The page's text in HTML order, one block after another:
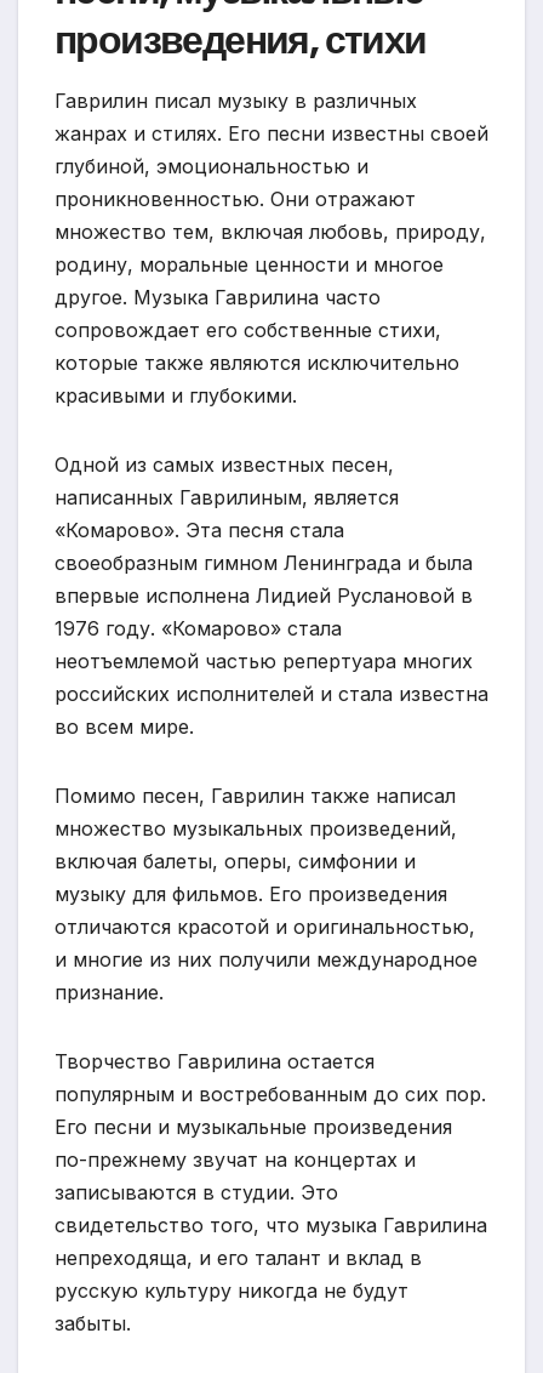
произведения, стихи
Гаврилин писал музыку в различных
жанрах и стилях. Его песни известны своей
глубиной, эмоциональностью и
проникновенностью. Они отражают
множество тем, включая любовь, природу,
родину, моральные ценности и многое
другое. Музыка Гаврилина часто
сопровождает его собственные стихи,
которые также являются исключительно
красивыми и глубокими.
Одной из самых известных песен,
написанных Гаврилиным, является
«Комарово». Эта песня стала
своеобразным гимном Ленинграда и была
впервые исполнена Лидией Руслановой в
1976 году. «Комарово» стала
неотъемлемой частью репертуара многих
российских исполнителей и стала известна
во всем мире.
Помимо песен, Гаврилин также написал
множество музыкальных произведений,
включая балеты, оперы, симфонии и
музыку для фильмов. Его произведения
отличаются красотой и оригинальностью,
и многие из них получили международное
признание.
Творчество Гаврилина остается
популярным и востребованным до сих пор.
Его песни и музыкальные произведения
по-прежнему звучат на концертах и
записываются в студии. Это
свидетельство того, что музыка Гаврилина
непреходяща, и его талант и вклад в
русскую культуру никогда не будут
забыты.